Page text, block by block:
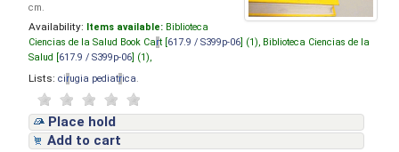
cm.
Availability: Items available: Biblioteca
Ciencias de la Salud Book Cart [ 617.9 / S399p-06 ] (1), Biblioteca Ciencias de la
Salud [ 617.9 / S399p-06 ] (1),
Lists: cirugia pediatrica
Place hold
Add to cart